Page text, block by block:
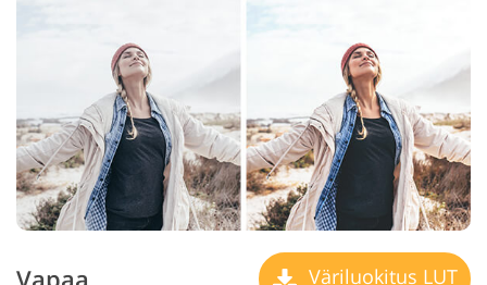
Väriluokitus LUT